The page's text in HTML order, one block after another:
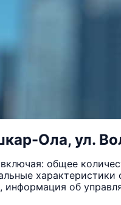
Ола, ул.
общее
характеристики
об